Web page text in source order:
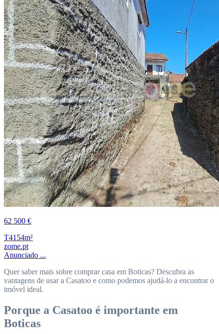
62 500 €
T4154m²
zome.pt
Anunciado ...
Quer saber mais sobre comprar casa em Boticas? Descubra as
vantagens de usar a Casatoo e como podemos ajudá-lo a encontrar o
imóvel ideal.
Porque a Casatoo é importante em
Boticas